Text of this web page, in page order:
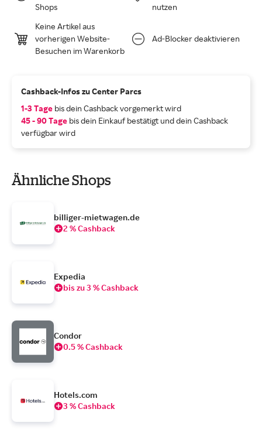
Shops
nutzen
Keine Artikel aus
vorherigen Website-
Besuchen im Warenkorb
Ad-Blocker deaktivieren
Cashback-Infos zu Center Parcs
1-3 Tage bis dein Cashback vorgemerkt wird
45 - 90 Tage bis dein Einkauf bestätigt und dein Cashback
verfügbar wird
Ähnliche Shops
billiger-mietwagen.de
2 % Cashback
Expedia
bis zu 3 % Cashback
Condor
0.5 % Cashback
Hotels.com
3 % Cashback